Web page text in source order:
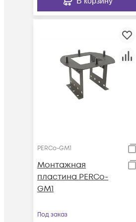
PERCo-GM1
Монтажная
пластина PERCo-
GM1
Под заказ